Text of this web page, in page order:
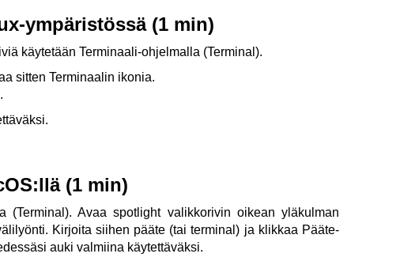
ympäristössä (1 min)
käytetään Terminaali-ohjelmalla (Terminal).
sitten Terminaalin ikonia.
(1 min)
(Terminal). Avaa spotlight valikkorivin oikean yläkulman
Kirjoita siihen pääte (tai terminal) ja klikkaa Pääte-
auki valmiina käytettäväksi.